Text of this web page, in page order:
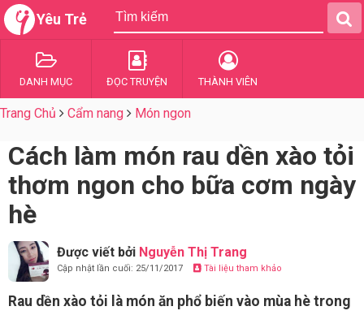
Yêu Trẻ
DANH MỤC ĐỌC TRUYỆN THÀNH VIÊN
Trang Chủ Cẩm nang Món ngon
Cách làm món rau dền xào tỏi
thơm ngon cho bữa cơm ngày
hè
Được viết bởi Nguyễn Thị Trang
Cập nhật lần cuối: 25/11/2017 Tài liệu tham khảo
Rau dền xào tỏi là món ăn phổ biến vào mùa hè trong